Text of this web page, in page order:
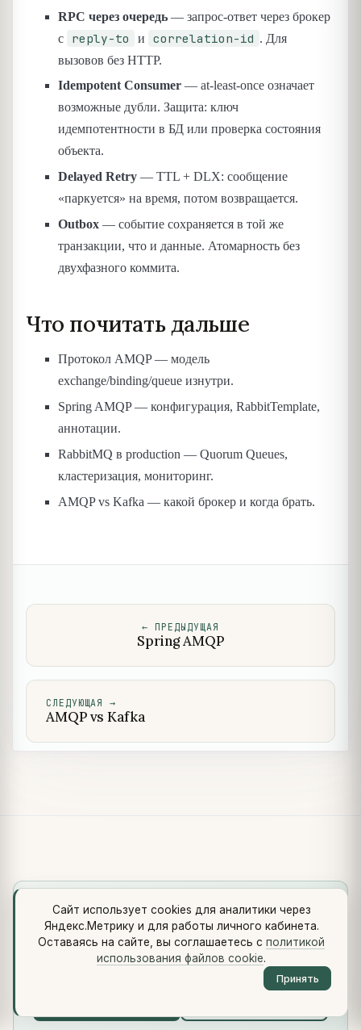
RPC через очередь — запрос-ответ через брокер
с
reply-to и correlation-id . Для
вызовов без HTTP.
Idempotent Consumer — at-least-once означает
возможные дубли. Защита: ключ
идемпотентности в БД или проверка состояния
объекта.
Delayed Retry — TTL + DLX: сообщение
«паркуется» на время, потом возвращается.
Outbox — событие сохраняется в той же
транзакции, что и данные. Атомарность без
двухфазного коммита.
Что почитать дальше
Протокол AMQP — модель
exchange/binding/queue изнутри.
Spring AMQP — конфигурация, RabbitTemplate,
аннотации.
RabbitMQ в production — Quorum Queues,
кластеризация, мониторинг.
AMQP vs Kafka — какой брокер и когда брать.
← ПРЕДЫДУЩАЯ
Spring AMQP
СЛЕДУЮЩАЯ →
AMQP vs Kafka
Учись по программе.
Девять программ по специализациям: фазы, статьи,
опросы для самопроверки и тесты с зачётом. Выбери
маршрут и учись с ментором.
Сайт использует cookies для аналитики через
Яндекс.Метрику и для работы личного кабинета.
Оставаясь на сайте, вы соглашаетесь с политикой
использования файлов cookie.
Принять